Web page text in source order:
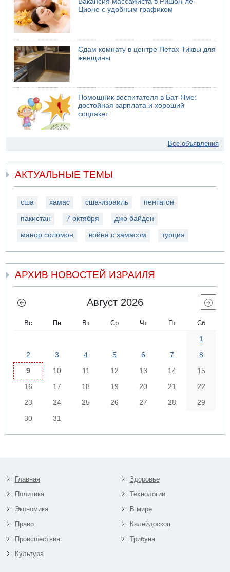
Ционе с удобным графиком
Сдам комнату в центре Петах Тиквы для
женщины
Помощник воспитателя в Бат-Яме:
достойная зарплата и хороший
соцпакет
Все объявления
АКТУАЛЬНЫЕ ТЕМЫ
сша хамас сша-израиль пентагон
пакистан 7 октября джо байден
манор соломон война с хамасом турция
АРХИВ НОВОСТЕЙ ИЗРАИЛЯ
Август 2026
Вс Пн Вт Ср Чт Пт Сб
1
2
3 4 5 6 7
8
9
10 11 12 13 14
15
16
17 18 19 20 21
22
23
24 25 26 27 28
29
30
31
Главная
Политика
Экономика
Право
Происшествия
Культура
Здоровье
Технологии
В мире
Калейдоскоп
Трибуна